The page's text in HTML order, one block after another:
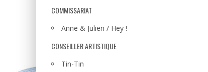
COMMISSARIAT
Anne & Julien / Hey !
CONSEILLER ARTISTIQUE
Tin-Tin